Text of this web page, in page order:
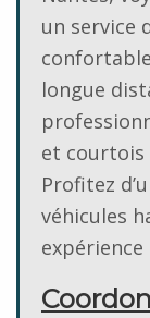
un service
longue
et courtois
Profitez
véhicules